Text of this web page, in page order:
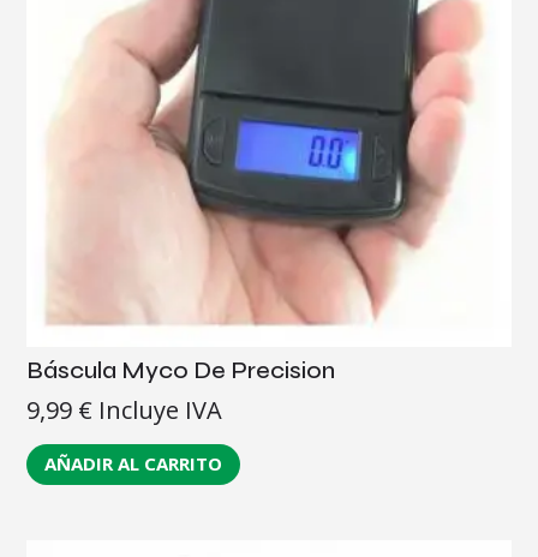
Báscula Myco De Precision
9,99 € Incluye IVA
AÑADIR AL CARRITO